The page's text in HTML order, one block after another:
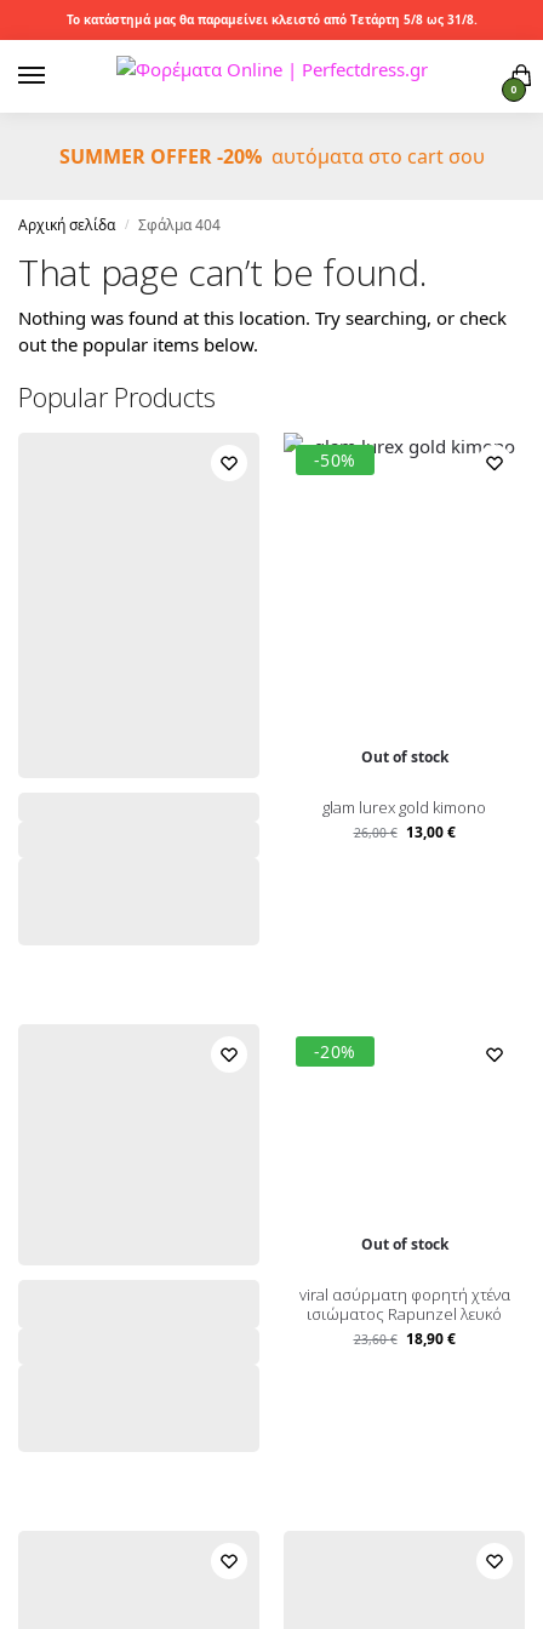
Το κατάστημά μας θα παραμείνει κλειστό από Τετάρτη 5/8 ως 31/8.
0
SUMMER OFFER -20%αυτόματα στο cart σου
Αρχική σελίδα / Σφάλμα 404
That page can’t be found.
Nothing was found at this location. Try searching, or check
out the popular items below.
Popular Products
-50%
Out of stock
glam lurex gold kimono
26,00€ 13,00€
-20%
Out of stock
viral ασύρματη φορητή χτένα
ισιώματος Rapunzel λευκό
23,60€ 18,90€